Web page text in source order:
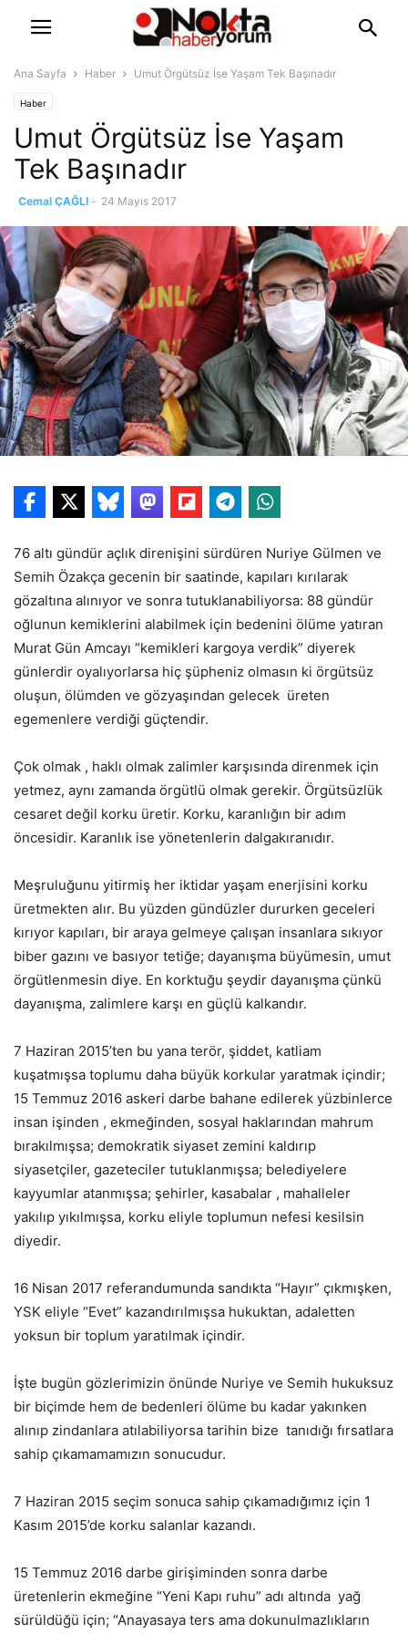
Ana Sayfa Haber Umut Örgütsüz İse Yaşam Tek Başınadır
Haber
Umut Örgütsüz İse Yaşam
Tek Başınadır
Cemal ÇAĞLI - 24 Mayıs 2017
76 altı gündür açlık direnişini sürdüren Nuriye Gülmen ve
Semih Özakça gecenin bir saatinde, kapıları kırılarak
gözaltına alınıyor ve sonra tutuklanabiliyorsa: 88 gündür
oğlunun kemiklerini alabilmek için bedenini ölüme yatıran
Murat Gün Amcayı “kemikleri kargoya verdik” diyerek
günlerdir oyalıyorlarsa hiç şüpheniz olmasın ki örgütsüz
oluşun, ölümden ve gözyaşından gelecek üreten
egemenlere verdiği güçtendir.
Çok olmak , haklı olmak zalimler karşısında direnmek için
yetmez, aynı zamanda örgütlü olmak gerekir. Örgütsüzlük
cesaret değil korku üretir. Korku, karanlığın bir adım
öncesidir. Karanlık ise yönetenlerin dalgakıranıdır.
Meşruluğunu yitirmiş her iktidar yaşam enerjisini korku
üretmekten alır. Bu yüzden gündüzler dururken geceleri
kırıyor kapıları, bir araya gelmeye çalışan insanlara sıkıyor
biber gazını ve basıyor tetiğe; dayanışma büyümesin, umut
örgütlenmesin diye. En korktuğu şeydir dayanışma çünkü
dayanışma, zalimlere karşı en güçlü kalkandır.
7 Haziran 2015’ten bu yana terör, şiddet, katliam
kuşatmışsa toplumu daha büyük korkular yaratmak içindir;
15 Temmuz 2016 askeri darbe bahane edilerek yüzbinlerce
insan işinden , ekmeğinden, sosyal haklarından mahrum
bırakılmışsa; demokratik siyaset zemini kaldırıp
siyasetçiler, gazeteciler tutuklanmışsa; belediyelere
kayyumlar atanmışsa; şehirler, kasabalar , mahalleler
yakılıp yıkılmışsa, korku eliyle toplumun nefesi kesilsin
diyedir.
16 Nisan 2017 referandumunda sandıkta “Hayır” çıkmışken,
YSK eliyle “Evet” kazandırılmışsa hukuktan, adaletten
yoksun bir toplum yaratılmak içindir.
İşte bugün gözlerimizin önünde Nuriye ve Semih hukuksuz
bir biçimde hem de bedenleri ölüme bu kadar yakınken
alınıp zindanlara atılabiliyorsa tarihin bize tanıdığı fırsatlara
sahip çıkamamamızın sonucudur.
7 Haziran 2015 seçim sonuca sahip çıkamadığımız için 1
Kasım 2015’de korku salanlar kazandı.
15 Temmuz 2016 darbe girişiminden sonra darbe
üretenlerin ekmeğine “Yeni Kapı ruhu” adı altında yağ
sürüldüğü için; “Anayasaya ters ama dokunulmazlıkların